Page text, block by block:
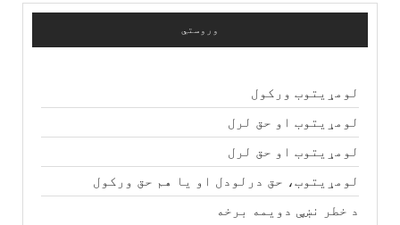
وروستي
لومړیتوب ورکول
لومړیتوب او حق لرل
لومړیتوب او حق لرل
لومړیتوب، حق درلودل او یا هم حق ورکول
د خطر نښې دویمه برخه